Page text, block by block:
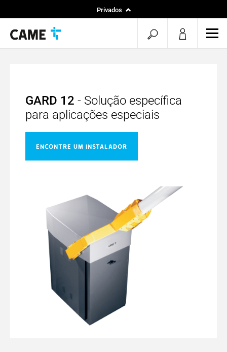
Privados
pesquisa
aberta
GARD 12 - Solução específica
para aplicações especiais
ENCONTRE UM INSTALADOR